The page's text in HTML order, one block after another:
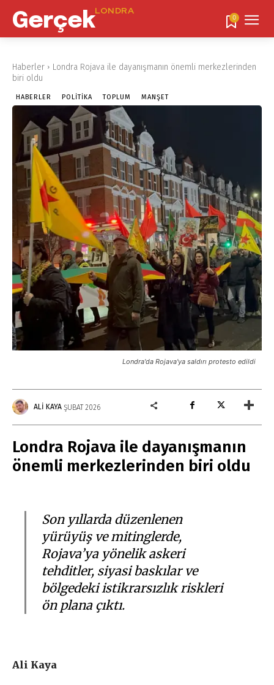
GerçekLONDRA
0
Haberler
Londra Rojava ile dayanışmanın önemli merkezlerinden
biri oldu
HABERLER POLITIKA TOPLUM MANŞET
Londra'da Rojava'ya saldırı protesto edildi
ALI KAYA ŞUBAT 2026
Londra Rojava ile dayanışmanın
önemli merkezlerinden biri oldu
Son yıllarda düzenlenen
yürüyüş ve mitinglerde,
Rojava’ya yönelik askeri
tehditler, siyasi baskılar ve
bölgedeki istikrarsızlık riskleri
ön plana çıktı.
Ali Kaya